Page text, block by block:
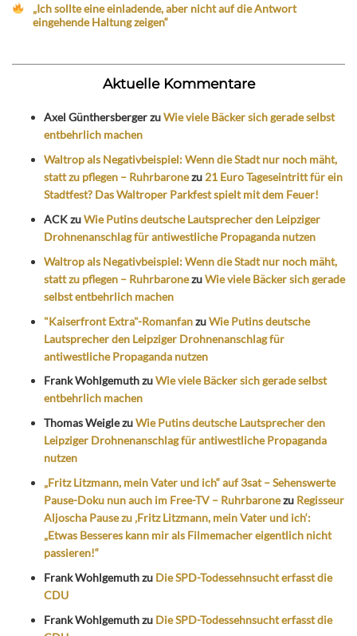
„Ich sollte eine einladende, aber nicht auf die Antwort
eingehende Haltung zeigen“
Aktuelle Kommentare
Axel GünthersbergerzuWie viele Bäcker sich gerade selbst
entbehrlich machen
Waltrop als Negativbeispiel: Wenn die Stadt nur noch mäht,
statt zu pflegen – Ruhrbaronezu 21 Euro Tageseintritt für ein
Stadtfest? Das Waltroper Parkfest spielt mit dem Feuer!
ACKzuWie Putins deutsche Lautsprecher den Leipziger
Drohnenanschlag für antiwestliche Propaganda nutzen
Waltrop als Negativbeispiel: Wenn die Stadt nur noch mäht,
statt zu pflegen – RuhrbaronezuWie viele Bäcker sich gerade
selbst entbehrlich machen
"Kaiserfront Extra"-RomanfanzuWie Putins deutsche
Lautsprecher den Leipziger Drohnenanschlag für
antiwestliche Propaganda nutzen
Frank WohlgemuthzuWie viele Bäcker sich gerade selbst
entbehrlich machen
Thomas WeiglezuWie Putins deutsche Lautsprecher den
Leipziger Drohnenanschlag für antiwestliche Propaganda
nutzen
„Fritz Litzmann, mein Vater und ich“ auf 3sat – Sehenswerte
Pause-Doku nun auch im Free-TV – Ruhrbaronezu Regisseur
Aljoscha Pause zu ‚Fritz Litzmann, mein Vater und ich‘:
„Etwas Besseres kann mir als Filmemacher eigentlich nicht
passieren!“
Frank Wohlgemuthzu Die SPD-Todessehnsucht erfasst die
CDU
Frank Wohlgemuthzu Die SPD-Todessehnsucht erfasst die